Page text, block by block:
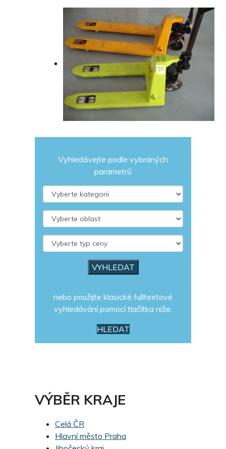
Vyhledávejte podle vybraných
parametrů
nebo použijte klasické fulltextové
vyhledávání pomocí tlačítka níže:
HLEDAT
VÝBĚR KRAJE
Celá ČR
Hlavní město Praha